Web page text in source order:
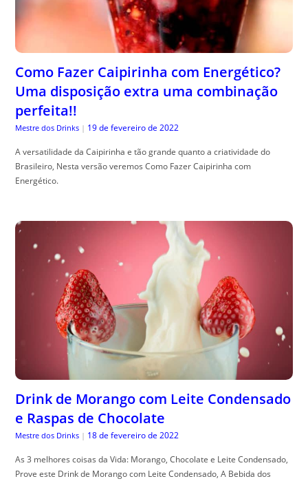
Como Fazer Caipirinha com Energético?
Uma disposição extra uma combinação
perfeita!!
Mestre dos Drinks | 19 de fevereiro de 2022
A versatilidade da Caipirinha e tão grande quanto a criatividade do
Brasileiro, Nesta versão veremos Como Fazer Caipirinha com
Energético.
Drink de Morango com Leite Condensado
e Raspas de Chocolate
Mestre dos Drinks | 18 de fevereiro de 2022
As 3 melhores coisas da Vida: Morango, Chocolate e Leite Condensado,
Prove este Drink de Morango com Leite Condensado, A Bebida dos